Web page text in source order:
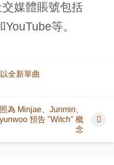
媒體賬號包括
等。
全新單曲
為 Minjae、Junmin、
預告 "Witch" 概
念